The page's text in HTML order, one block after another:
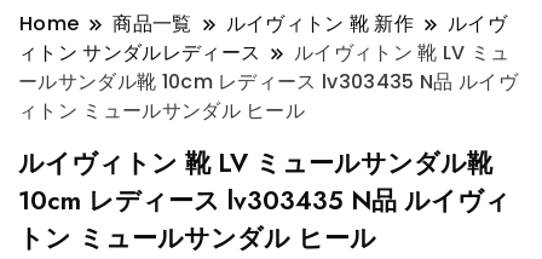
Home 商品一覧 ルイヴィトン 靴 新作
ルイヴ
ィトン サンダルレディース
ルイヴィトン 靴 LV ミュ
ールサンダル靴 10cm レディース lv303435 N品 ルイヴ
ィトン ミュールサンダル ヒール
ルイヴィトン 靴 LV ミュールサンダル靴
10cm レディース lv303435 N品 ルイヴィ
トン ミュールサンダル ヒール